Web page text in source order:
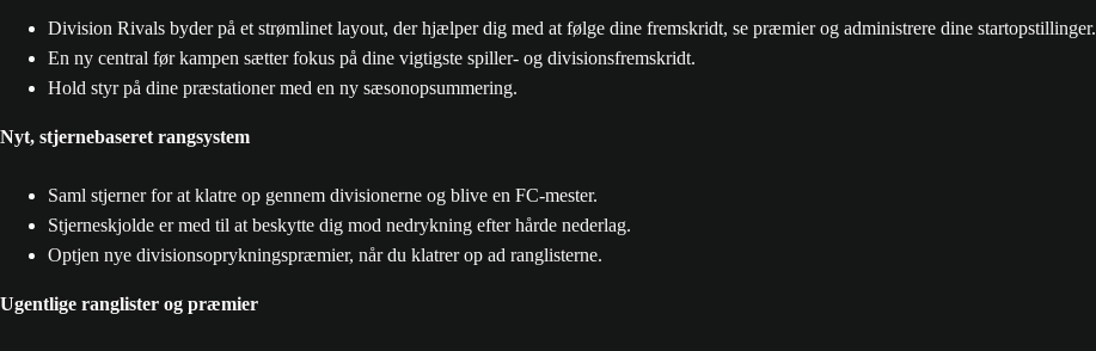
Division Rivals byder på et strømlinet layout, der hjælper dig med at følge dine fremskridt, se præmier og administrere dine startopstillinger.
En ny central før kampen sætter fokus på dine vigtigste spiller- og divisionsfremskridt.
Hold styr på dine præstationer med en ny sæsonopsummering.
Nyt, stjernebaseret rangsystem
Saml stjerner for at klatre op gennem divisionerne og blive en FC-mester.
Stjerneskjolde er med til at beskytte dig mod nedrykning efter hårde nederlag.
Optjen nye divisionsoprykningspræmier, når du klatrer op ad ranglisterne.
Ugentlige ranglister og præmier